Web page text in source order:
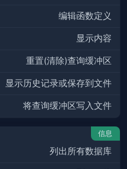
编辑函数定义
显示内容
重置(清除)查询缓冲区
显示历史记录或保存到文件
将查询缓冲区写入文件
信息
列出所有数据库